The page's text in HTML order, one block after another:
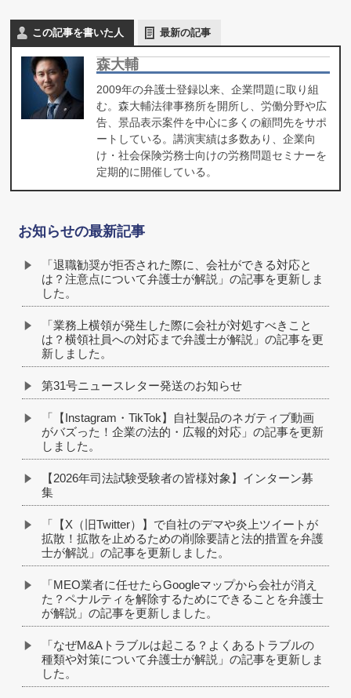
この記事を書いた人 最新の記事
森大輔
2009年の弁護士登録以来、企業問題に取り組
む。森大輔法律事務所を開所し、労働分野や広
告、景品表示案件を中心に多くの顧問先をサポ
ートしている。講演実績は多数あり、企業向
け・社会保険労務士向けの労務問題セミナーを
定期的に開催している。
お知らせの最新記事
「退職勧奨が拒否された際に、会社ができる対応と
は？注意点について弁護士が解説」の記事を更新しま
した。
「業務上横領が発生した際に会社が対処すべきこと
は？横領社員への対応まで弁護士が解説」の記事を更
新しました。
第31号ニュースレター発送のお知らせ
「【Instagram・TikTok】自社製品のネガティブ動画
がバズった！企業の法的・広報的対応」の記事を更新
しました。
【2026年司法試験受験者の皆様対象】インターン募
集
「【X（旧Twitter）】で自社のデマや炎上ツイートが
拡散！拡散を止めるための削除要請と法的措置を弁護
士が解説」の記事を更新しました。
「MEO業者に任せたらGoogleマップから会社が消え
た？ペナルティを解除するためにできることを弁護士
が解説」の記事を更新しました。
「なぜM&Aトラブルは起こる？よくあるトラブルの
種類や対策について弁護士が解説」の記事を更新しま
した。